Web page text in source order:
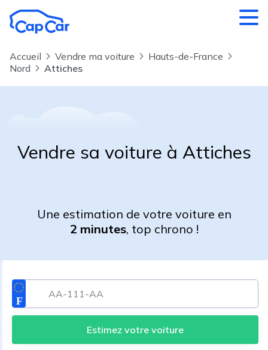
Accueil Vendre ma voiture
Hauts-de-France
Nord
Attiches
Vendre sa voiture à Attiches
Une estimation de votre voiture en
2 minutes, top chrono !
Estimez votre voiture